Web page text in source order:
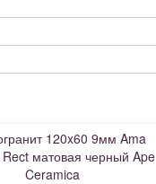
120x60 9мм Ama
матовая черный Ape
Ceramica